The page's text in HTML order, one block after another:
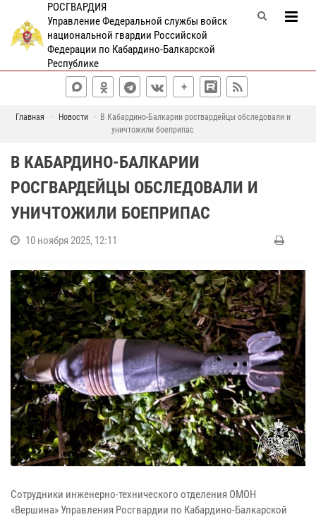
РОСГВАРДИЯ
Управление Федеральной службы войск
национальной гвардии Российской
Федерации по Кабардино-Балкарской
Республике
Главная Новости
В Кабардино-Балкарии росгвардейцы обследовали и
уничтожили боеприпас
В КАБАРДИНО-БАЛКАРИИ
РОСГВАРДЕЙЦЫ ОБСЛЕДОВАЛИ И
УНИЧТОЖИЛИ БОЕПРИПАС
10 ноября 2025, 12:11
Сотрудники инженерно-технического отделения ОМОН
«Вершина» Управления Росгвардии по Кабардино-Балкарской